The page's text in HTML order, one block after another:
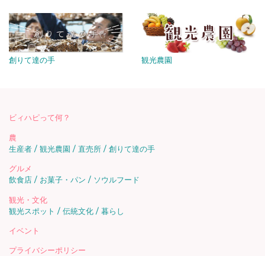
創りて達の手 観光農園
ビィハピって何？
農
生産者
観光農園 直売所 創りて達の手
グルメ
飲食店
お菓子・パン ソウルフード
観光・文化
観光スポット
伝統文化 暮らし
イベント
プライバシーポリシー